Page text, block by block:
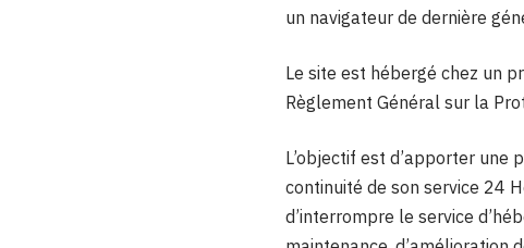
un navigateur de dernière
Le site est hébergé chez un
Règlement Général sur la
L’objectif est d’apporter une
continuité de son service 24
d’interrompre le service